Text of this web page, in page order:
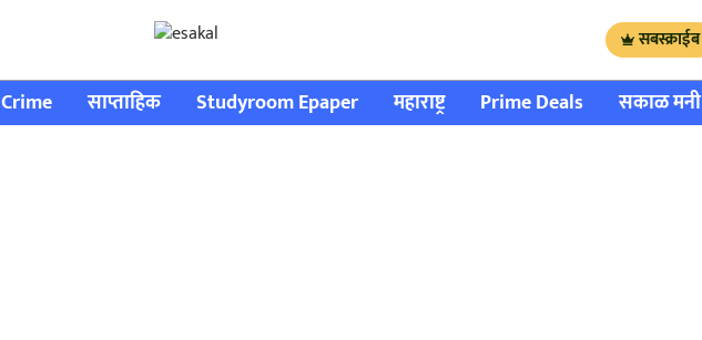
सबस्क्राईब
Crime साप्ताहिक Studyroom Epaper महाराष्ट्र Prime Deals सकाळ मनी